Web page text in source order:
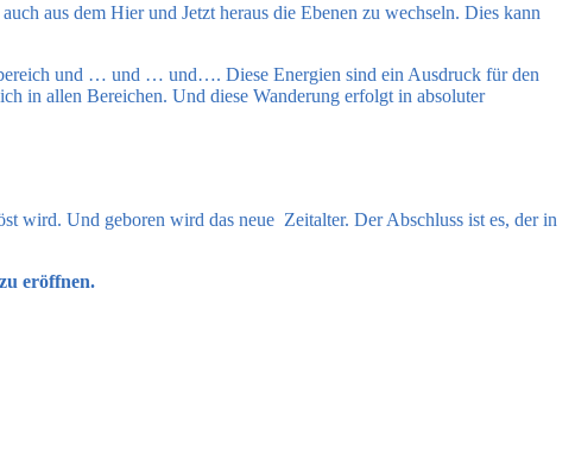
aus dem Hier und Jetzt heraus die Ebenen zu wechseln. Dies kann
und … und … und…. Diese Energien sind ein Ausdruck für den
in allen Bereichen. Und diese Wanderung erfolgt in absoluter
wird. Und geboren wird das neue Zeitalter. Der Abschluss ist es, der in
eröffnen.